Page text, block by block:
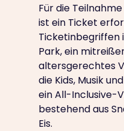
Für die
ist ein Ticket
Ticketinbegriffen
Park, ein
altersgerechtes
die Kids, Musik
ein All-Inclusive-
bestehend aus
Eis.